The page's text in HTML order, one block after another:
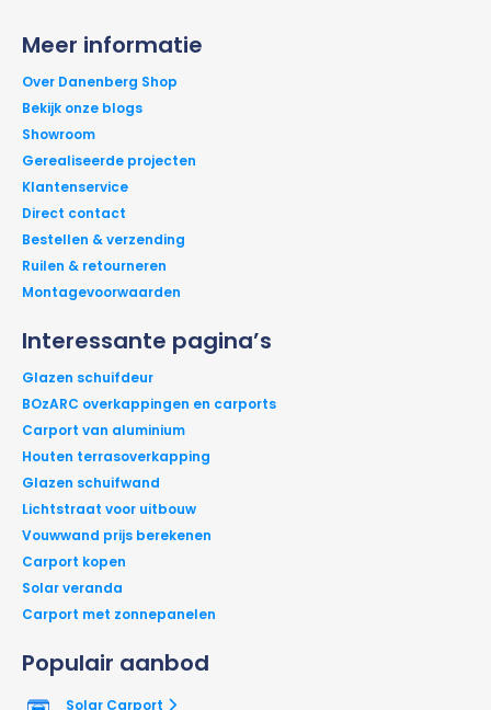
Populair aanbod
Solar Carport
Interessante pagina’s
Glazen schuifdeur
BOzARC overkappingen en carports
Carport van aluminium
Houten terrasoverkapping
Glazen schuifwand
Lichtstraat voor uitbouw
Vouwwand prijs berekenen
Carport kopen
Solar veranda
Carport met zonnepanelen
Meer informatie
Over Danenberg Shop
Bekijk onze blogs
Showroom
Gerealiseerde projecten
Klantenservice
Direct contact
Bestellen & verzending
Ruilen & retourneren
Montagevoorwaarden